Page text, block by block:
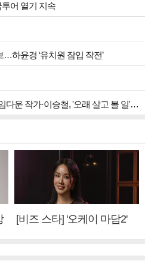
어 열기 지속
…하윤경 ‘유치원 잠입 작전’
'유퀴즈' 이은결·임봉근 할머니&임다운 작가·이승철, '오래 살고 볼 일' 특집 출격
[비즈 스타] '오케이 마담2'